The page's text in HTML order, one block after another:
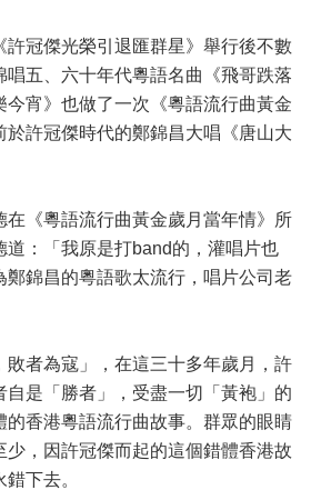
冠傑光榮引退匯群星》舉行後不數
唱五、六十年代粵語名曲《飛哥跌落
今宵》也做了一次《粵語流行曲黃金
於許冠傑時代的鄭錦昌大唱《唐山大
《粵語流行曲黃金歲月當年情》所
道：「我原是打band的，灌唱片也
鄭錦昌的粵語歌太流行，唱片公司老
者為寇」，在這三十多年歲月，許
自是「勝者」，受盡一切「黃袍」的
的香港粵語流行曲故事。群眾的眼睛
少，因許冠傑而起的這個錯體香港故
下去。